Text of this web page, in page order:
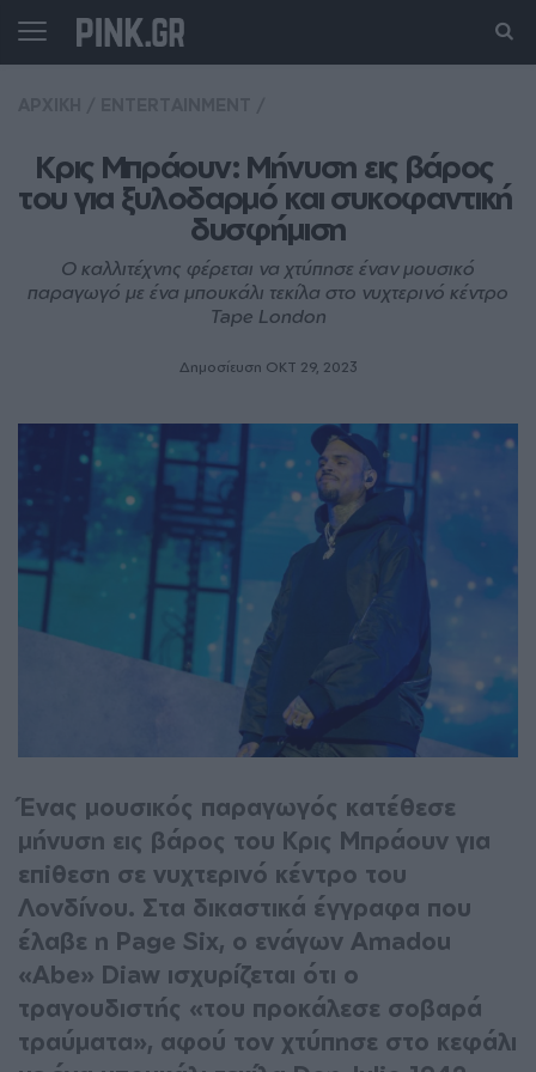
Κρις Μπράουν: Μήνυση εις βάρος
του για ξυλoδαρμό και συκoφαντική
δυσφήμιση
Ο καλλιτέχνης φέρεται να χτύπησε έναν μουσικό
παραγωγό με ένα μπουκάλι τεκίλα στο νυχτερινό κέντρο
Tape London
Δημοσίευση ΟΚΤ 29, 2023
Ένας μουσικός παραγωγός κατέθεσε
μήνυση εις βάρος του Κρις Μπράουν για
επiθεση σε νυχτερινό κέντρο του
Λονδίνου. Στα δικαστικά έγγραφα που
έλαβε η Page Six, ο ενάγων Amadou
«Abe» Diaw ισχυρίζεται ότι ο
τραγουδιστής «του προκάλεσε σοβαρά
τραύματα», αφού τον χτύπησε στο κεφάλι